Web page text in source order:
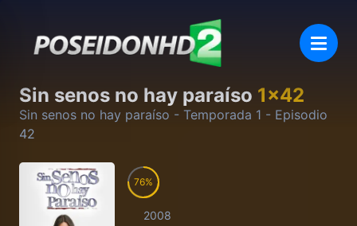
Sin senos no hay paraíso 1x42
Sin senos no hay paraíso - Temporada 1 - Episodio
42
76
2008